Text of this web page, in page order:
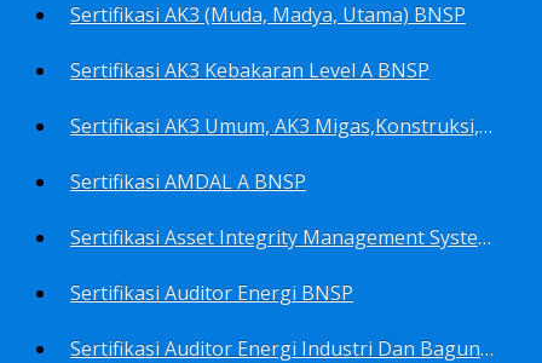
Sertifikasi AK3 (Muda, Madya, Utama) BNSP
Sertifikasi AK3 Kebakaran Level A BNSP
Sertifikasi AK3 Umum, AK3 Migas,Konstruksi,Listrik&Boiler BNSP
Sertifikasi AMDAL A BNSP
Sertifikasi Asset Integrity Management System BNSP
Sertifikasi Auditor Energi BNSP
Sertifikasi Auditor Energi Industri Dan Bagunan Gedung BNSP